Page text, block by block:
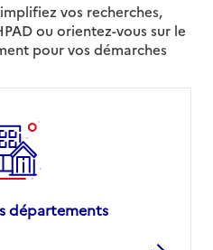
vos recherches,
ou orientez-vous sur le
pour vos démarches
départements